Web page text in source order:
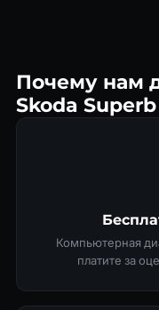
Почему нам
Skoda Superb
Компьютерная
платите за